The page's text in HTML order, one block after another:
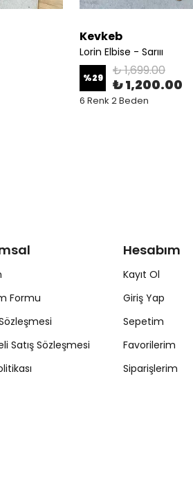
Kevkeb
Lorin Elbise - Sarııı
%29 ₺ 1,699.00
₺ 1,200.00
6 Renk 2 Beden
Formu
Satış Sözleşmesi
Hesabım
Kayıt Ol
Giriş Yap
Sepetim
Favorilerim
Siparişlerim